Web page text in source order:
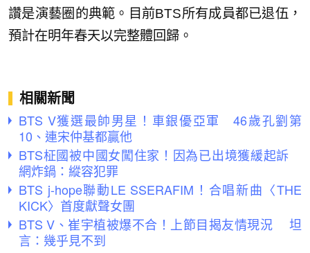
讚是演藝圈的典範。目前BTS所有成員都已退伍，
預計在明年春天以完整體回歸。
相關新聞
BTS V獲選最帥男星！車銀優亞軍 46歲孔劉第
10、連宋仲基都贏他
BTS柾國被中國女闖住家！因為已出境獲緩起訴
網炸鍋：縱容犯罪
BTS j-hope聯動LE SSERAFIM！合唱新曲〈THE
KICK〉首度獻聲女團
BTS V、崔宇植被爆不合！上節目揭友情現況 坦
言：幾乎見不到